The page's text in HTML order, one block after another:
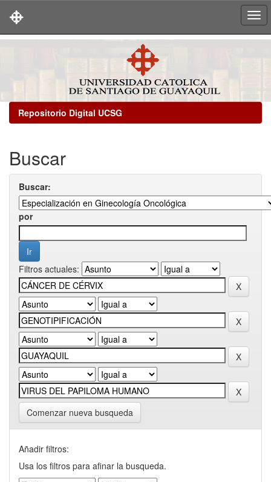
Repositorio Digital UCSG
Buscar
Buscar:
por
Filtros actuales:
Comenzar nueva busqueda
Añadir filtros:
Usa los filtros para afinar la busqueda.